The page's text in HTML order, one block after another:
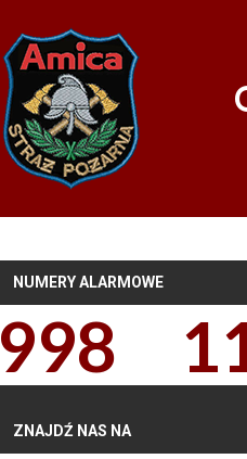
NUMERY ALARMOWE
998
ZNAJDŹ NAS NA